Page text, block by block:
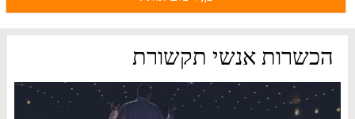
הכשרות אנשי תקשורת